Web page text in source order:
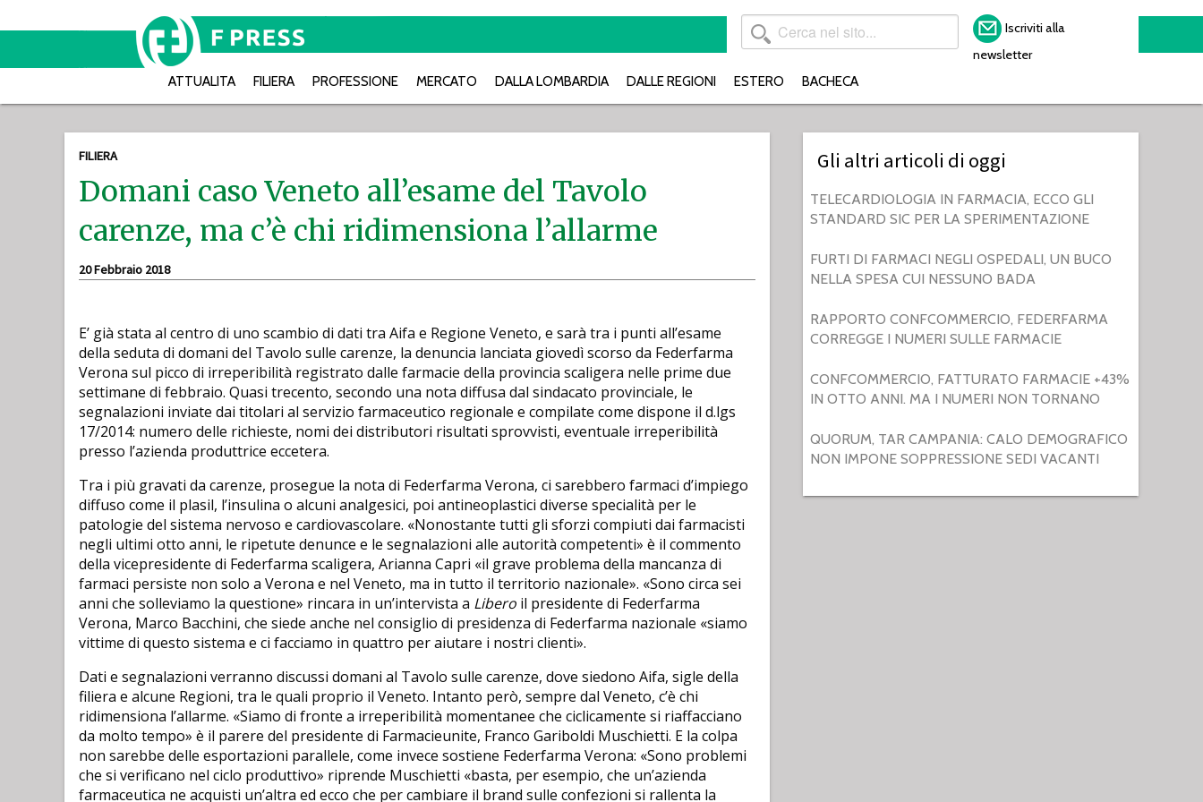
Iscriviti alla
newsletter
ATTUALITA FILIERA PROFESSIONE MERCATO DALLA LOMBARDIA DALLE REGIONI ESTERO BACHECA
FILIERA
Domani caso Veneto all’esame del Tavolo
carenze, ma c’è chi ridimensiona l’allarme
20 Febbraio 2018
E’ già stata al centro di uno scambio di dati tra Aifa e Regione Veneto, e sarà tra i punti all’esame
della seduta di domani del Tavolo sulle carenze, la denuncia lanciata giovedì scorso da Federfarma
Verona sul picco di irreperibilità registrato dalle farmacie della provincia scaligera nelle prime due
settimane di febbraio. Quasi trecento, secondo una nota diffusa dal sindacato provinciale, le
segnalazioni inviate dai titolari al servizio farmaceutico regionale e compilate come dispone il d.lgs
17/2014: numero delle richieste, nomi dei distributori risultati sprovvisti, eventuale irreperibilità
presso l’azienda produttrice eccetera.
Tra i più gravati da carenze, prosegue la nota di Federfarma Verona, ci sarebbero farmaci d’impiego
diffuso come il plasil, l’insulina o alcuni analgesici, poi antineoplastici diverse specialità per le
patologie del sistema nervoso e cardiovascolare. «Nonostante tutti gli sforzi compiuti dai farmacisti
negli ultimi otto anni, le ripetute denunce e le segnalazioni alle autorità competenti» è il commento
della vicepresidente di Federfarma scaligera, Arianna Capri «il grave problema della mancanza di
farmaci persiste non solo a Verona e nel Veneto, ma in tutto il territorio nazionale». «Sono circa sei
anni che solleviamo la questione» rincara in un’intervista a Libero il presidente di Federfarma
Verona, Marco Bacchini, che siede anche nel consiglio di presidenza di Federfarma nazionale «siamo
vittime di questo sistema e ci facciamo in quattro per aiutare i nostri clienti».
Dati e segnalazioni verranno discussi domani al Tavolo sulle carenze, dove siedono Aifa, sigle della
filiera e alcune Regioni, tra le quali proprio il Veneto. Intanto però, sempre dal Veneto, c’è chi
ridimensiona l’allarme. «Siamo di fronte a irreperibilità momentanee che ciclicamente si riaffacciano
da molto tempo» è il parere del presidente di Farmacieunite, Franco Gariboldi Muschietti. E la colpa
non sarebbe delle esportazioni parallele, come invece sostiene Federfarma Verona: «Sono problemi
che si verificano nel ciclo produttivo» riprende Muschietti «basta, per esempio, che un’azienda
farmaceutica ne acquisti un’altra ed ecco che per cambiare il brand sulle confezioni si rallenta la
Gli altri articoli di oggi
TELECARDIOLOGIA IN FARMACIA, ECCO GLI
STANDARD SIC PER LA SPERIMENTAZIONE
FURTI DI FARMACI NEGLI OSPEDALI, UN BUCO
NELLA SPESA CUI NESSUNO BADA
RAPPORTO CONFCOMMERCIO, FEDERFARMA
CORREGGE I NUMERI SULLE FARMACIE
CONFCOMMERCIO, FATTURATO FARMACIE +43%
IN OTTO ANNI. MA I NUMERI NON TORNANO
QUORUM, TAR CAMPANIA: CALO DEMOGRAFICO
NON IMPONE SOPPRESSIONE SEDI VACANTI